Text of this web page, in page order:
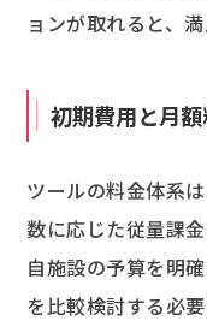
ョンが取れると、
初期費用と月
ツールの料金体系
数に応じた従量課金
自施設の予算を明
を比較検討する必要